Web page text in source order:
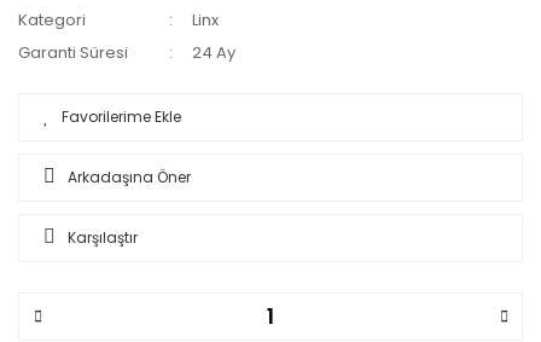
Kategori
Linx
Garanti Süresi
24 Ay
Arkadaşına Öner
Karşılaştır